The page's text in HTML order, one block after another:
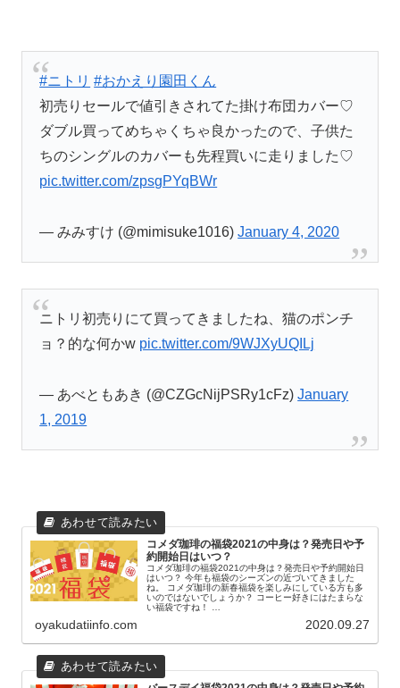
#ニトリ #おかえり園田くん
初売りセールで値引きされてた掛け布団カバー♡
ダブル買ってめちゃくちゃ良かったので、子供た
ちのシングルのカバーも先程買いに走りました♡
pic.twitter.com/zpsgPYqBWr
— みみすけ (@mimisuke1016)January 4, 2020
ニトリ初売りにて買ってきましたね、猫のポンチ
ョ？的な何かw pic.twitter.com/9WJXyUQILj
— あべともあき (@CZGcNijPSRy1cFz)January
1, 2019
コメダ珈琲の福袋2021の中身は？発売日や予
約開始日はいつ？
コメダ珈琲の福袋2021の中身は？発売日や予約開始日
はいつ？ 今年も福袋のシーズンの近づいてきました
ね。 コメダ珈琲の新春福袋を楽しみにしている方も多
いのではないでしょうか？ コーヒー好きにはたまらな
い福袋ですね！ …
oyakudatiinfo.com 2020.09.27